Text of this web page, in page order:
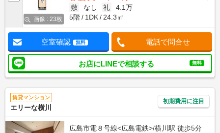
画像 : 23枚
敷
なし 礼
4.1万
5階
1DK 24.3㎡
空室確認 無料 電話で問合せ
お店にLINEで相談する 無料
賃貸マンション
エリーな横川
初期費用に注目
広島市電８号線<広島電鉄>/横川駅 徒歩5分